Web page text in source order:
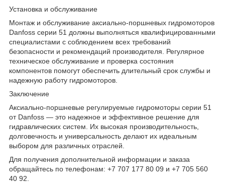
Установка и обслуживание
Монтаж и обслуживание аксиально-поршневых гидромоторов
Danfoss серии 51 должны выполняться квалифицированными
специалистами с соблюдением всех требований
безопасности и рекомендаций производителя. Регулярное
техническое обслуживание и проверка состояния
компонентов помогут обеспечить длительный срок службы и
надежную работу гидромоторов.
Заключение
Аксиально-поршневые регулируемые гидромоторы серии 51
от Danfoss — это надежное и эффективное решение для
гидравлических систем. Их высокая производительность,
долговечность и универсальность делают их идеальным
выбором для различных отраслей.
Для получения дополнительной информации и заказа
обращайтесь по телефонам: +7 707 177 80 09 и +7 705 560
40 92.